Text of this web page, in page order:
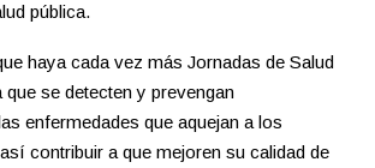
pública.
haya cada vez más Jornadas de Salud
se detecten y prevengan
enfermedades que aquejan a los
contribuir a que mejoren su calidad de